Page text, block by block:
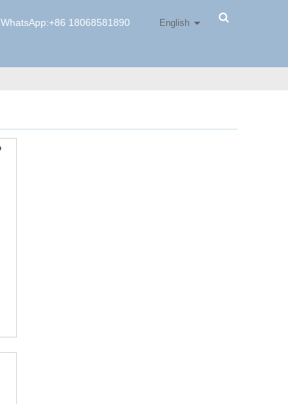
WhatsApp:+86 18068581890 English